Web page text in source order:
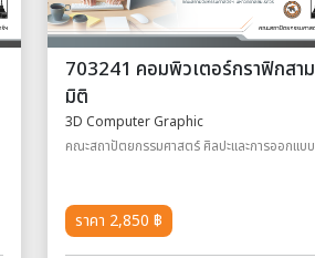
703241 คอมพิวเตอร์กราฟิกสาม
มิติ
3D Computer Graphic
คณะสถาปัตยกรรมศาสตร์ ศิลปะและการออกแบบ
ราคา 2,850 ฿